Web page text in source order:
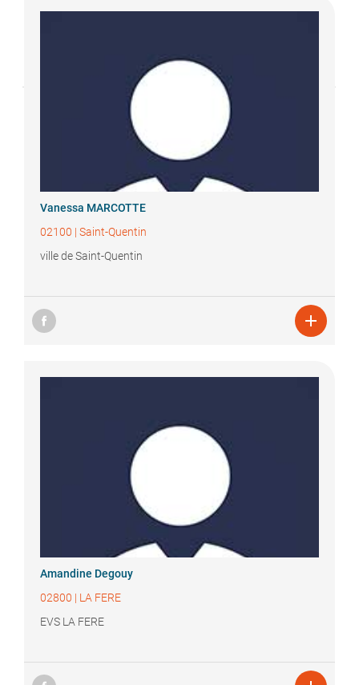
Vanessa MARCOTTE
02100 | Saint-Quentin
ville de Saint-Quentin

Amandine Degouy
02800 | LA FERE
EVS LA FERE